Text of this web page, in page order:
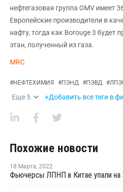
нефтегазовая группа OMV имеет
Европейские производители в
нафту, тогда как Вorouge 3 будет
этан, полученный из газа.
MRC
#НЕФТЕХИМИЯ #ПЭНД #ПЭВД #
Еще 5 +Добавить все теги в
Похожие новости
18 Марта, 2022